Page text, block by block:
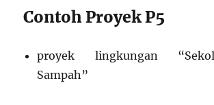
Contoh Proyek P5
proyek lingkungan
Sampah”